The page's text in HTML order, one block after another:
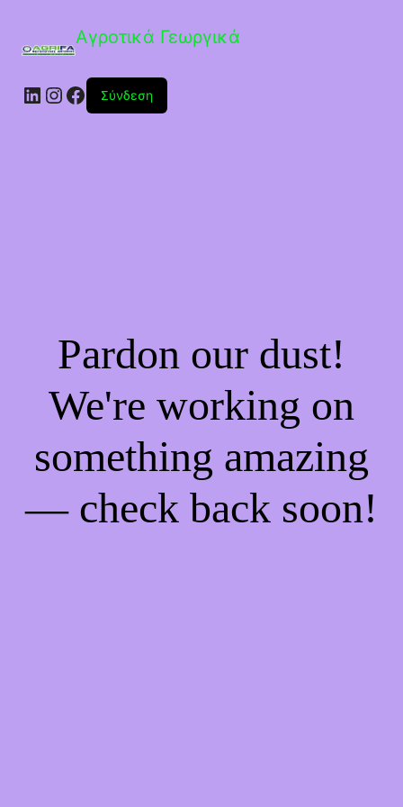
Αγροτικά Γεωργικά
Linkedin
Instagram
Facebook
Σύνδεση
Pardon our dust!
We're working on
something amazing
— check back soon!